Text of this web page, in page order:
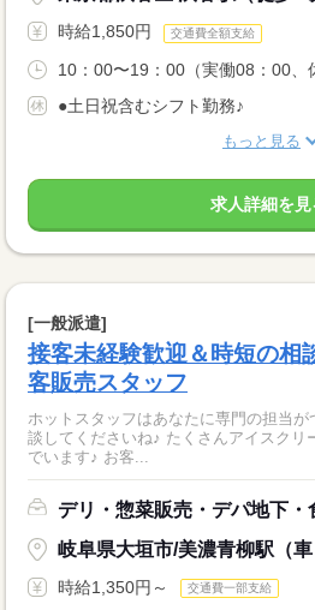
時給1,850円 交通費全額支給
10：00〜19：00（実働08：00、
●土日祝含むシフト勤務♪
もっと見る
求人詳細を見
[一般派遣]
接客未経験歓迎＆時短の相
客販売スタッフ
ホットスタッフはあなたに専門の担当
談してくださいね♪ たくさんアイスクリームが ショーケースに並ん
でいます♪ お客...
デリ・惣菜販売・デパ地下・
岐阜県大垣市/美濃青柳駅（車
時給1,350円～ 交通費一部支給